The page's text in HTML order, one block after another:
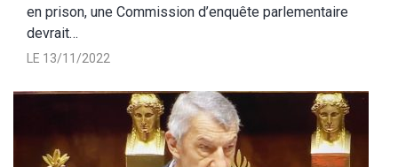
en prison, une Commission d’enquête parlementaire
devrait…
LE 13/11/2022